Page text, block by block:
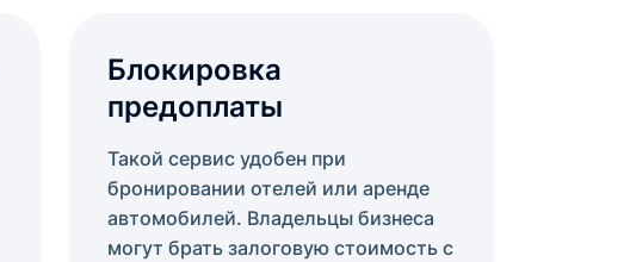
Блокировка
предоплаты
Такой сервис удобен при
бронировании отелей или аренде
автомобилей. Владельцы бизнеса
могут брать залоговую стоимость с